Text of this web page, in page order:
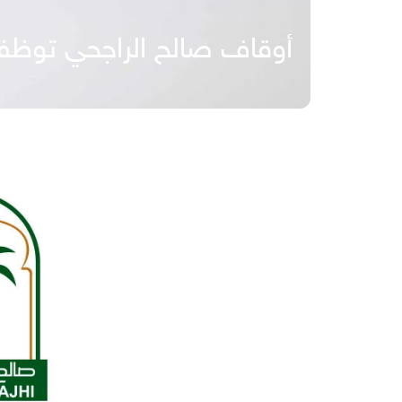
أوقاف صالح الراجحي توظف 512 امرأة ضمن برنامج الأسر